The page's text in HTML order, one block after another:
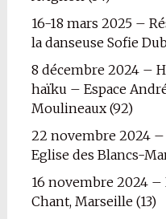
16-18 mars 2025 –
la danseuse Sofie
8 décembre 2024 –
haïku – Espace
Moulineaux (92)
22 novembre 2024
Eglise des Blancs-
16 novembre 2024
Chant, Marseille (13)